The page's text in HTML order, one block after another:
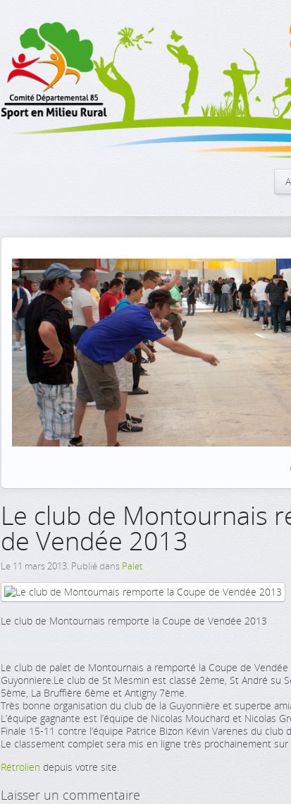
Le club de Montournais
de Vendée 2013
Le 11 mars 2013. Publié dans Palet
Le club de Montournais remporte la Coupe de Vendée 2013
Le club de palet de Montournais a remporté la Coupe de
Guyonniere.Le club de St Mesmin est classé 2ème, St André su
5ème, La Bruffière 6ème et Antigny 7ème.
Très bonne organisation du club de la Guyonnière et superbe
L’équipe gagnante est l’équipe de Nicolas Mouchard et Nicolas
Finale 15-11 contre l’équipe Patrice Bizon Kévin Varenes du club
Le classement complet sera mis en ligne très prochainement sur
Rétrolien depuis votre site.
Laisser un commentaire